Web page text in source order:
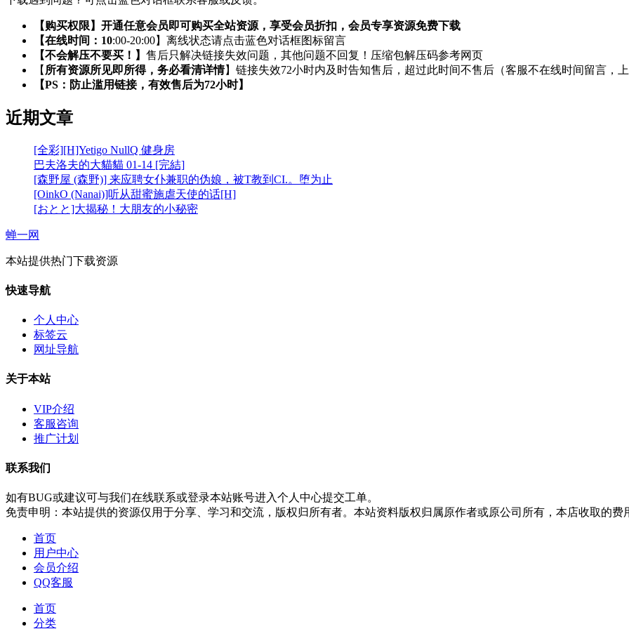
【购买权限】开通任意会员即可购买全站资源，享受会员折扣，会员专享资源免费下载
【在线时间：10:00-20:00】离线状态请点击蓝色对话框图标留言
【不会解压不要买！】 售后只解决链接失效问题，其他问题不回复！压缩包解压码参考网页
【 所有资源所见即所得，务必看清详情】链接失效72小时内及时告知售后，超过此时间不售后（客服不在线时间留言，上
【PS：防止滥用链接，有效售后为72小时】
近期文章
[全彩][H]Yetigo NullQ 健身房
巴夫洛夫的大貓貓 01-14 [完結]
[森野屋 (森野)] 来应聘女仆兼职的伪娘，被T教到CI.。堕为止
[OinkO (Nanai)]听从甜蜜施虐天使的话[H]
[おとと]大揭秘！大朋友的小秘密
蝉一网
本站提供热门下载资源
快速导航
个人中心
标签云
网址导航
关于本站
VIP介绍
客服咨询
推广计划
联系我们
如有BUG或建议可与我们在线联系或登录本站账号进入个人中心提交工单。
免责申明：本站提供的资源仅用于分享、学习和交流，版权归所有者。本站资料版权归属原作者或原公司所有，本店收取的费
首页
用户中心
会员介绍
QQ客服
首页
分类